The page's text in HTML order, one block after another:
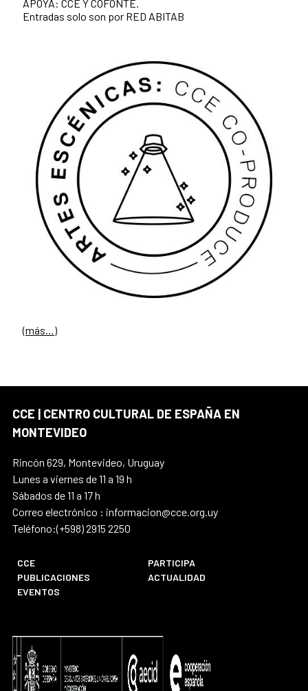
APOYA: CCE Y COFONTE.
Entradas solo son por RED ABITAB
(más…)
CCE | CENTRO CULTURAL DE ESPAÑA EN
MONTEVIDEO
Rincón 629, Montevideo, Uruguay
Lunes a viernes de 11 a 19 h
Sábados de 11 a 17 h
Correo electrónico : informacion@cce.org.uy
Teléfono:(+598) 2915 2250
CCE
PARTICIPA
PUBLICACIONES
ACTUALIDAD
EVENTOS